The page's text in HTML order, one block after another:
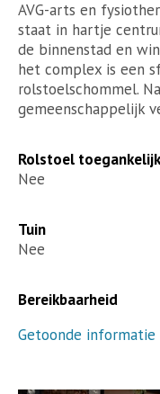
AVG-arts en
staat in hartje
de binnenstad en
het complex is een
rolstoelschommel.
gemeenschappelijk
Rolstoel toegankelijk
Nee
Tuin
Nee
Bereikbaarheid
Getoonde informatie